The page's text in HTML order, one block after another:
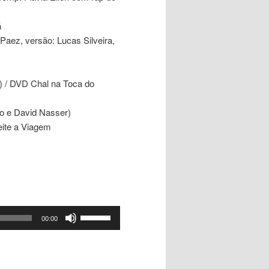
versão: Lucas Silveira,
DVD Chal na Toca do
e David Nasser)
a Viagem
00:00